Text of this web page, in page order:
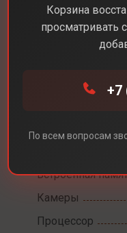
iPhone
Встроенная
Камеры
Процессор
Корзина
просматривать
+7
По всем вопросам